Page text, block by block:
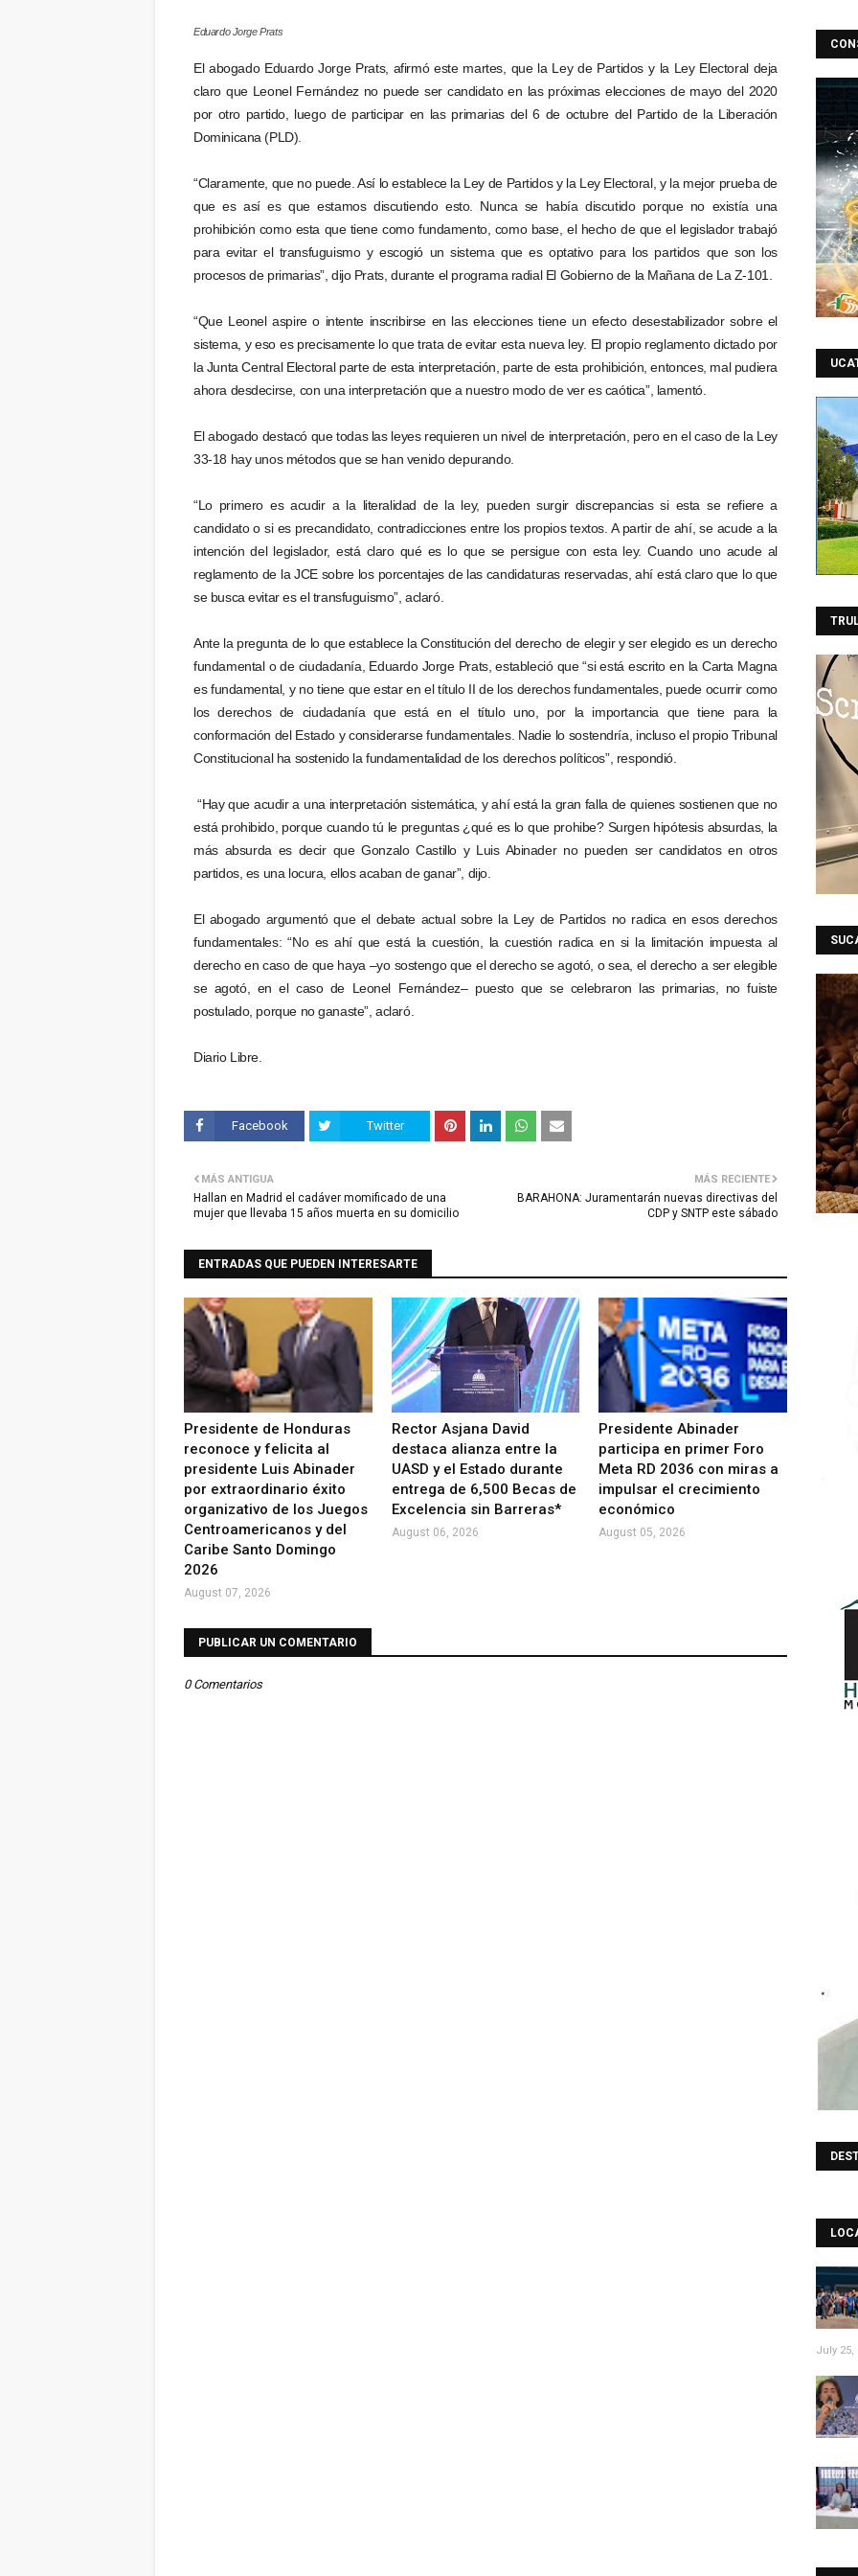
Eduardo Jorge Prats
El abogado Eduardo Jorge Prats, afirmó este martes, que la Ley de Partidos y la Ley Electoral deja
claro que Leonel Fernández no puede ser candidato en las próximas elecciones de mayo del 2020
por otro partido, luego de participar en las primarias del 6 de octubre del Partido de la Liberación
Dominicana (PLD).
“Claramente, que no puede. Así lo establece la Ley de Partidos y la Ley Electoral, y la mejor prueba de
que es así es que estamos discutiendo esto. Nunca se había discutido porque no existía una
prohibición como esta que tiene como fundamento, como base, el hecho de que el legislador trabajó
para evitar el transfuguismo y escogió un sistema que es optativo para los partidos que son los
procesos de primarias”, dijo Prats, durante el programa radial El Gobierno de la Mañana de La Z-101.
“Que Leonel aspire o intente inscribirse en las elecciones tiene un efecto desestabilizador sobre el
sistema, y eso es precisamente lo que trata de evitar esta nueva ley. El propio reglamento dictado por
la Junta Central Electoral parte de esta interpretación, parte de esta prohibición, entonces, mal pudiera
ahora desdecirse, con una interpretación que a nuestro modo de ver es caótica”, lamentó.
El abogado destacó que todas las leyes requieren un nivel de interpretación, pero en el caso de la Ley
33-18 hay unos métodos que se han venido depurando.
“Lo primero es acudir a la literalidad de la ley, pueden surgir discrepancias si esta se refiere a
candidato o si es precandidato, contradicciones entre los propios textos. A partir de ahí, se acude a la
intención del legislador, está claro qué es lo que se persigue con esta ley. Cuando uno acude al
reglamento de la JCE sobre los porcentajes de las candidaturas reservadas, ahí está claro que lo que
se busca evitar es el transfuguismo”, aclaró.
Ante la pregunta de lo que establece la Constitución del derecho de elegir y ser elegido es un derecho
fundamental o de ciudadanía, Eduardo Jorge Prats, estableció que “si está escrito en la Carta Magna
es fundamental, y no tiene que estar en el título II de los derechos fundamentales, puede ocurrir como
los derechos de ciudadanía que está en el título uno, por la importancia que tiene para la
conformación del Estado y considerarse fundamentales. Nadie lo sostendría, incluso el propio Tribunal
Constitucional ha sostenido la fundamentalidad de los derechos políticos”, respondió.
“Hay que acudir a una interpretación sistemática, y ahí está la gran falla de quienes sostienen que no
está prohibido, porque cuando tú le preguntas ¿qué es lo que prohibe? Surgen hipótesis absurdas, la
más absurda es decir que Gonzalo Castillo y Luis Abinader no pueden ser candidatos en otros
partidos, es una locura, ellos acaban de ganar”, dijo.
El abogado argumentó que el debate actual sobre la Ley de Partidos no radica en esos derechos
fundamentales: “No es ahí que está la cuestión, la cuestión radica en si la limitación impuesta al
derecho en caso de que haya –yo sostengo que el derecho se agotó, o sea, el derecho a ser elegible
se agotó, en el caso de Leonel Fernández– puesto que se celebraron las primarias, no fuiste
postulado, porque no ganaste”, aclaró.
Diario Libre.
Facebook Twitter
MÁS RECIENTE
BARAHONA: Juramentarán nuevas directivas del
CDP y SNTP este sábado
MÁS ANTIGUA
Hallan en Madrid el cadáver momificado de una
mujer que llevaba 15 años muerta en su domicilio
ENTRADAS QUE PUEDEN INTERESARTE
Presidente de Honduras
reconoce y felicita al
presidente Luis Abinader
por extraordinario éxito
organizativo de los Juegos
Centroamericanos y del
Caribe Santo Domingo
2026
August 07, 2026
Rector Asjana David
destaca alianza entre la
UASD y el Estado durante
entrega de 6,500 Becas de
Excelencia sin Barreras*
August 06, 2026
Presidente Abinader
participa en primer Foro
Meta RD 2036 con miras a
impulsar el crecimiento
económico
August 05, 2026
PUBLICAR UN COMENTARIO
0 Comentarios
July 25,